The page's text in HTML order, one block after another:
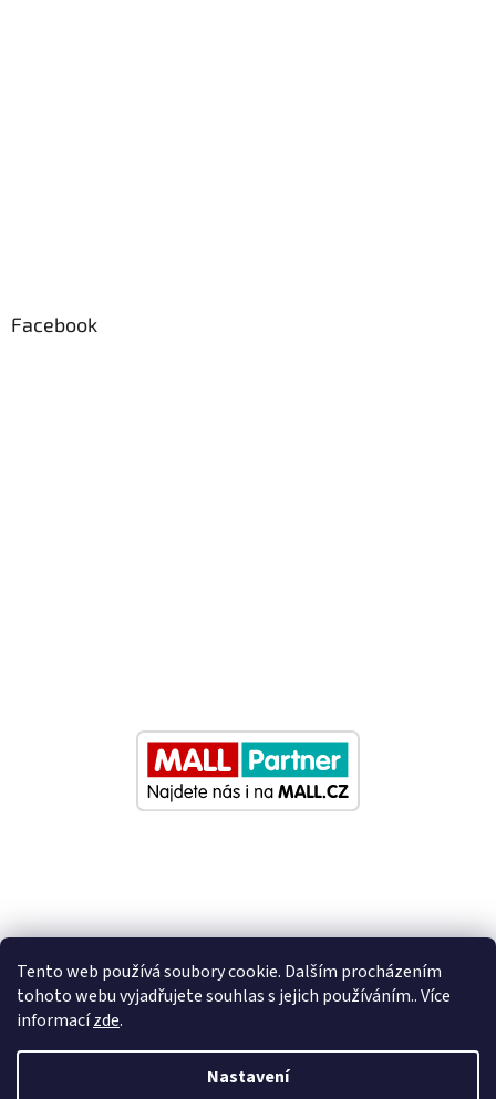
Tento web používá soubory cookie. Dalším procházením
tohoto webu vyjadřujete souhlas s jejich používáním.. Více
informacízde.
Nastavení
Facebook
Nastavil tým EshopyUmíme.cz